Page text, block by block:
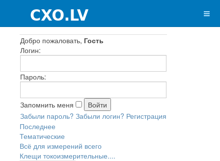
Добро пожаловать, Гость
Логин:
Пароль:
Запомнить меня
Забыли пароль? Забыли логин? Регистрация
Последнее
Тематические
Всё для измерений всего
Клещи токоизмерительные....